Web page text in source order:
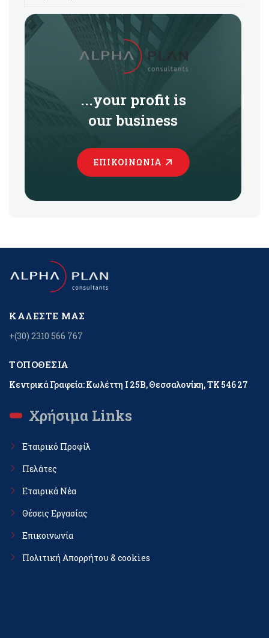
...your profit is
our business
ΕΠΙΚΟΙΝΩΝΊΑ
ΚΑΛΈΣΤΕ ΜΑΣ
+(30) 2310 566 767
ΤΟΠΟΘΕΣΊΑ
Κεντρικά Γραφεία: Κωλέττη Ι 25Β, Θεσσαλονίκη, ΤΚ 546 27
Χρήσιμα Links
Εταιρικό Προφίλ
Πελάτες
Εταιρικά Νέα
Θέσεις Εργασίας
Επικοινωνία
Πολιτική Απορρήτου & cookies